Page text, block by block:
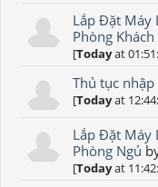
Lắp Đặt Máy
Phòng Khách
[Todayat
Thủ tục
[Todayat
Lắp Đặt Máy
Phòng Ngủ
[Todayat